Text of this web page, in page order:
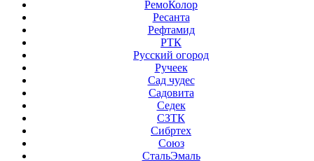
РемоКолор
Ресанта
Рефтамид
РТК
Русский огород
Ручеек
Сад чудес
Садовита
Седек
СЗТК
Сибртех
Союз
СтальЭмаль